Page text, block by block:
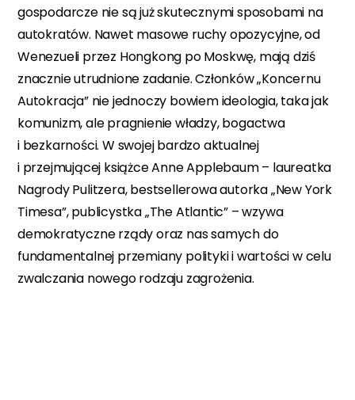
gospodarcze nie są już skutecznymi sposobami na
autokratów. Nawet masowe ruchy opozycyjne, od
Wenezueli przez Hongkong po Moskwę, mają dziś
znacznie utrudnione zadanie. Członków „Koncernu
Autokracja” nie jednoczy bowiem ideologia, taka jak
komunizm, ale pragnienie władzy, bogactwa
i bezkarności. W swojej bardzo aktualnej
i przejmującej książce Anne Applebaum – laureatka
Nagrody Pulitzera, bestsellerowa autorka „New York
Timesa”, publicystka „The Atlantic” – wzywa
demokratyczne rządy oraz nas samych do
fundamentalnej przemiany polityki i wartości w celu
zwalczania nowego rodzaju zagrożenia.